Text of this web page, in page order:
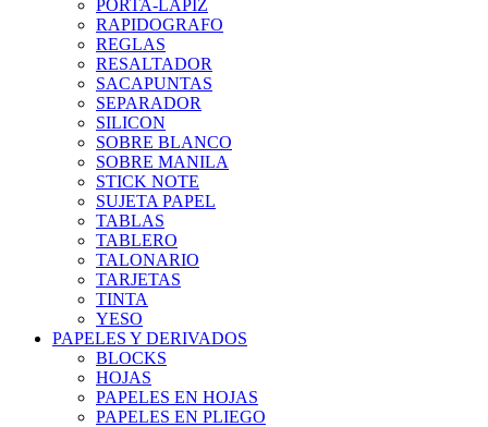
PORTA-LAPIZ
RAPIDOGRAFO
REGLAS
RESALTADOR
SACAPUNTAS
SEPARADOR
SILICON
SOBRE BLANCO
SOBRE MANILA
STICK NOTE
SUJETA PAPEL
TABLAS
TABLERO
TALONARIO
TARJETAS
TINTA
YESO
PAPELES Y DERIVADOS
BLOCKS
HOJAS
PAPELES EN HOJAS
PAPELES EN PLIEGO